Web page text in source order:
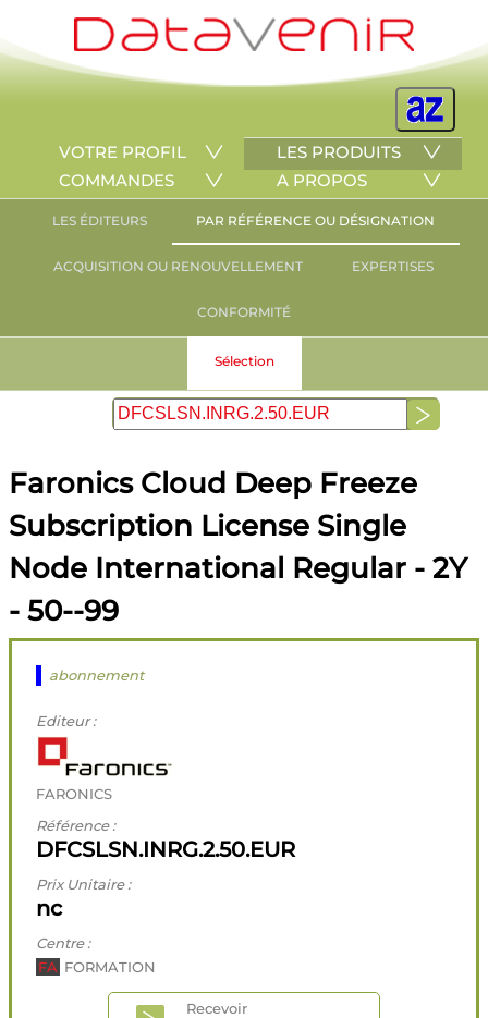
VOTRE PROFIL
LES PRODUITS
COMMANDES
A PROPOS
LES ÉDITEURS PAR RÉFÉRENCE OU DÉSIGNATION
ACQUISITION OU RENOUVELLEMENT EXPERTISES
CONFORMITÉ
Sélection
Faronics Cloud Deep Freeze
Subscription License Single
Node International Regular - 2Y
- 50--99
abonnement
Editeur :
FARONICS
Référence :
DFCSLSN.INRG.2.50.EUR
Prix Unitaire :
nc
Centre :
FA FORMATION
Recevoir